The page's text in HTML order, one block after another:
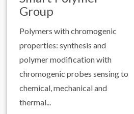
Group
Polymers with chromogenic
properties: synthesis and
polymer modification with
chromogenic probes sensing to
chemical, mechanical and
thermal...